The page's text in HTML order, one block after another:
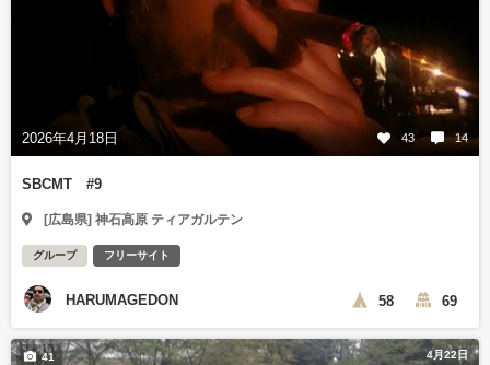
2026年4月18日 43 14
SBCMT #9
[広島県] 神石高原 ティアガルテン
グループ フリーサイト
HARUMAGEDON 58 69
4月22日
41